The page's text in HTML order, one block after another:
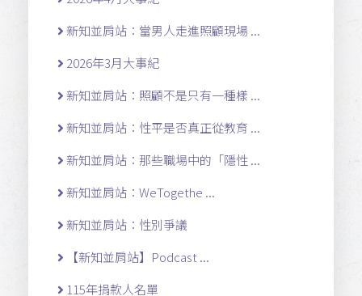
新知並肩站：當男人走進照顧現場 ...
2026年3月大事紀
新知並肩站：照顧不是只有一種樣 ...
新知並肩站：性平是否真正從教育 ...
新知並肩站：那些職場中的「隱性 ...
新知並肩站：WeTogethe ...
新知並肩站：性別爭議
【新知並肩站】Podcast ...
115年捐款人名單